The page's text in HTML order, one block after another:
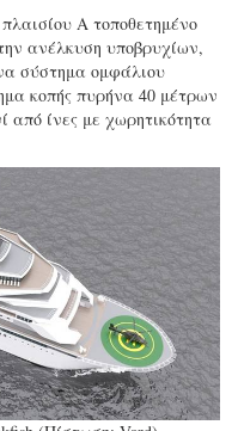
Α τοποθετημένο
ανέλκυση υποβρυχίων,
σύστημα ομφάλιου
κοπής πυρήνα 40 μέτρων
ίνες με χωρητικότητα